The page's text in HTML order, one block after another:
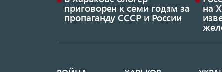
приговорен к семи годам за
пропаганду СССР и России
на